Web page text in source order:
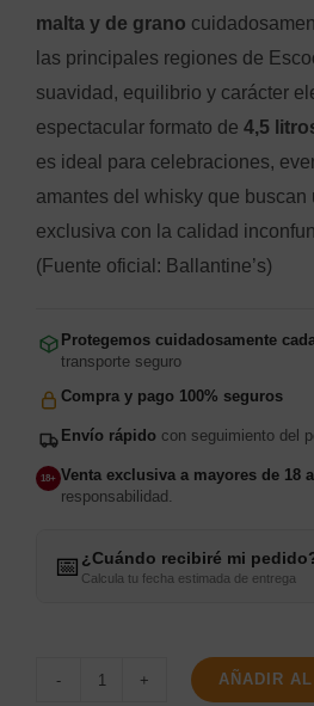
malta y de grano
las principales regiones de
suavidad, equilibrio y carácter
espectacular formato de 4,5
es ideal para celebraciones,
amantes del whisky que buscan
exclusiva con la calidad
(Fuente oficial: Ballantine’s)
Protegemos cuidadosamente
transporte seguro
Compra y pago 100% seguros
Envío rápido con seguimiento del
18+ Venta exclusiva a mayores de 18
responsabilidad.
📅 ¿Cuándo recibiré mi
Calcula tu fecha estimada de entrega
Ballantine's
AÑADIR